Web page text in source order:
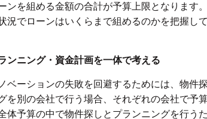
ンを組める金額の合計が予算上限となりま
況でローンはいくらまで組めるのかを把握し
ンニング・資金計画を一体で考える
ベーションの失敗を回避するためには、物件
を別の会社で行う場合、それぞれの会社で
体予算の中で物件探しとプランニングを行